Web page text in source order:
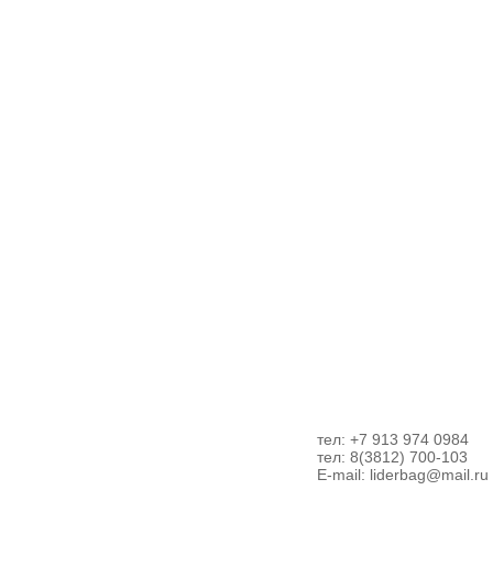
тел: +7 913 974 0984
тел: 8(3812) 700-103
E-mail: liderbag@mail.ru